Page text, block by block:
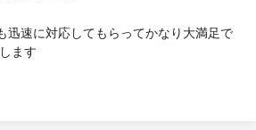
迅速に対応してもらってかなり大満足で
ます